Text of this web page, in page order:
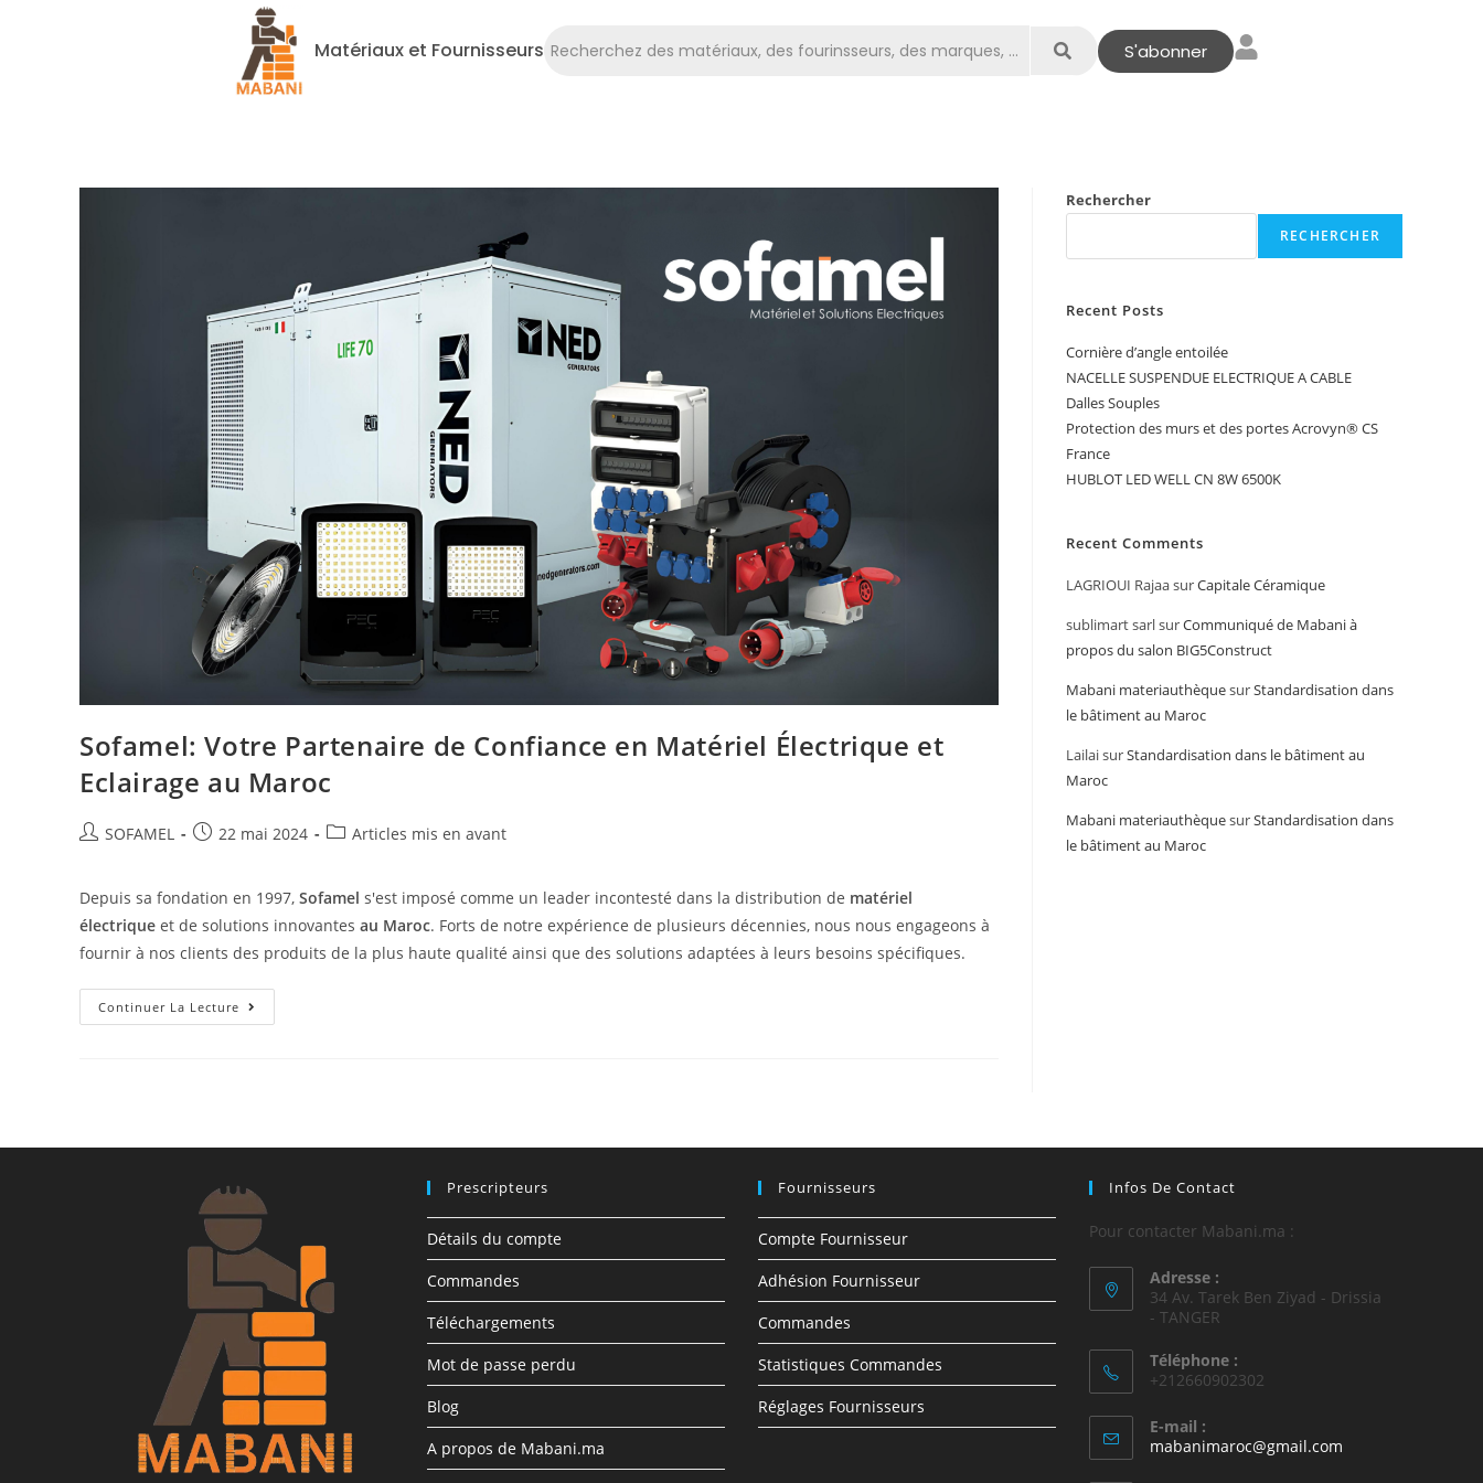
Matériaux et Fournisseurs S'abonner
Sofamel: Votre Partenaire de Confiance en Matériel Électrique et
Eclairage au Maroc
SOFAMEL 22 mai 2024 Articles mis en avant
Depuis sa fondation en 1997, Sofamel s'est imposé comme un leader incontesté dans la distribution de matériel
électrique et de solutions innovantes au Maroc. Forts de notre expérience de plusieurs décennies, nous nous engageons à
fournir à nos clients des produits de la plus haute qualité ainsi que des solutions adaptées à leurs besoins spécifiques.
Continuer La Lecture
Rechercher
RECHERCHER
Recent Posts
Cornière d’angle entoilée
NACELLE SUSPENDUE ELECTRIQUE A CABLE
Dalles Souples
Protection des murs et des portes Acrovyn® CS
France
HUBLOT LED WELL CN 8W 6500K
Recent Comments
LAGRIOUI RajaasurCapitale Céramique
sublimart sarlsurCommuniqué de Mabani à
propos du salon BIG5Construct
Mabani materiauthèquesurStandardisation dans
le bâtiment au Maroc
LailaisurStandardisation dans le bâtiment au
Maroc
Mabani materiauthèquesurStandardisation dans
le bâtiment au Maroc
Prescripteurs
Détails du compte
Commandes
Téléchargements
Mot de passe perdu
Blog
A propos de Mabani.ma
Fournisseurs
Compte Fournisseur
Adhésion Fournisseur
Commandes
Statistiques Commandes
Réglages Fournisseurs
Infos De Contact
Pour contacter Mabani.ma :
Adresse :
34 Av. Tarek Ben Ziyad - Drissia
- TANGER
Téléphone :
+212660902302
E-mail :
mabanimaroc@gmail.com